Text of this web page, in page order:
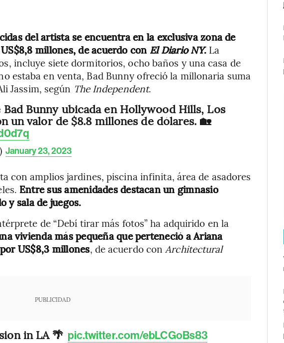
del artista se encuentra en la exclusiva zona de
millones, de acuerdo con El Diario NY. La
incluye siete dormitorios, ocho baños y una casa de
estaba en venta, Bad Bunny ofreció la millonaria suma
Jassim, según The Independent.
Bunny ubicada en Hollywood Hills, Los
un valor de $8.8 millones de dólares. 🏡
January 23, 2023
con amplios jardines, piscina infinita, área de asadores
Entre sus amenidades destacan un gimnasio
y sala de juegos.
de “Debí tirar más fotos” ha adquirido en la
vivienda más pequeña que perteneció a Ariana
US$8,3 millones, de acuerdo con Architectural
PUBLICIDAD
in LA 🌴 pic.twitter.com/ebLCGoBs83